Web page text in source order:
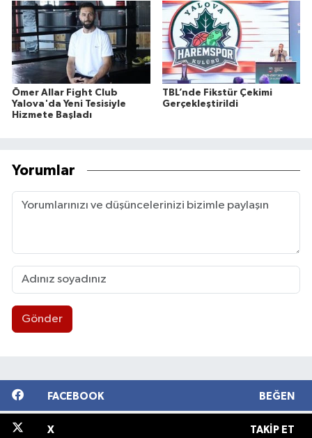
Ömer Allar Fight Club
Yalova'da Yeni Tesisiyle
Hizmete Başladı
TBL’nde Fikstür Çekimi
Gerçekleştirildi
Yorumlar
Gönder
FACEBOOK BEĞEN
X TAKIP ET